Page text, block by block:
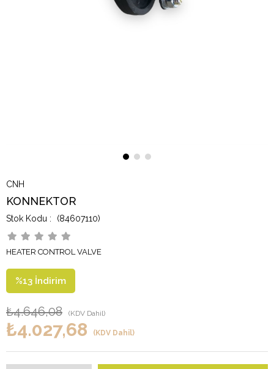
CNH
KONNEKTOR
(84607110)
HEATER CONTROL VALVE
%13 İndirim
₺4.646,08 (KDV Dahil)
₺4.027,68 (KDV Dahil)